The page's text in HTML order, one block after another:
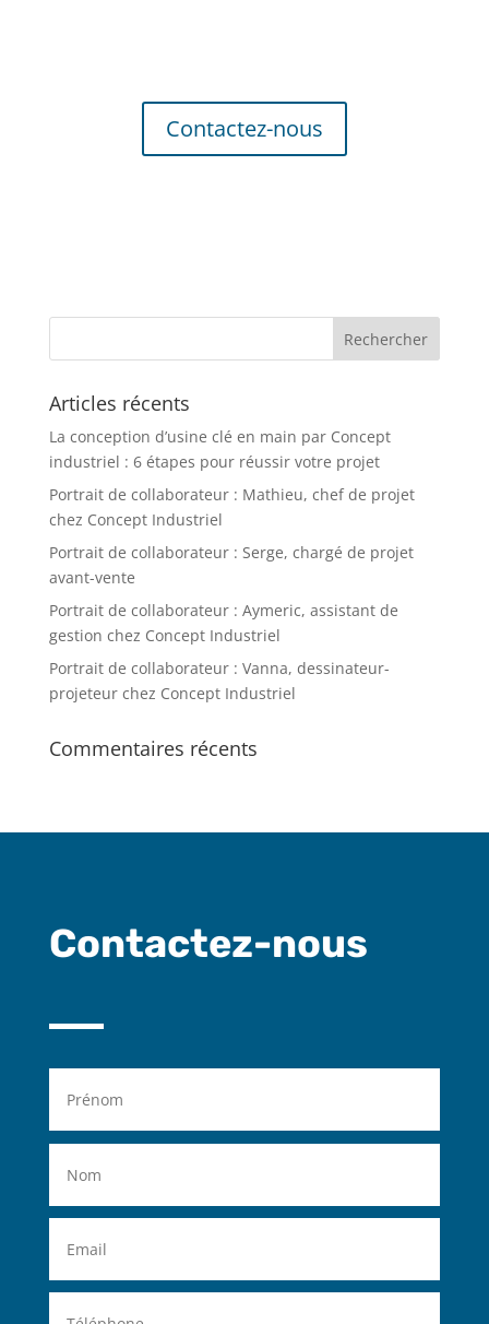
Contactez-nous
Articles récents
La conception d’usine clé en main par Concept
industriel : 6 étapes pour réussir votre projet
Portrait de collaborateur : Mathieu, chef de projet
chez Concept Industriel
Portrait de collaborateur : Serge, chargé de projet
avant-vente
Portrait de collaborateur : Aymeric, assistant de
gestion chez Concept Industriel
Portrait de collaborateur : Vanna, dessinateur-
projeteur chez Concept Industriel
Commentaires récents
Contactez-nous